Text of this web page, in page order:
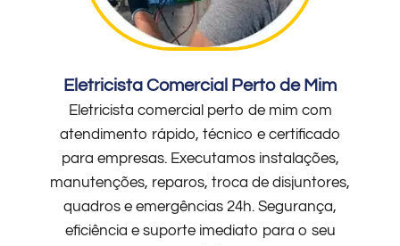
Eletricista Comercial Perto de Mim
Eletricista comercial perto de mim com
atendimento rápido, técnico e certificado
para empresas. Executamos instalações,
manutenções, reparos, troca de disjuntores,
quadros e emergências 24h. Segurança,
eficiência e suporte imediato para o seu